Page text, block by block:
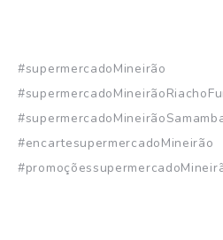
#supermercadoMineirão
#encartesupermercadoMineirão